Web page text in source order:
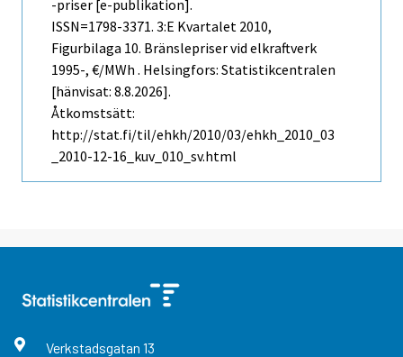
-priser [e-publikation].
ISSN=1798-3371. 3:e Kvartalet 2010,
Figurbilaga 10. Bränslepriser vid elkraftverk
1995-, €/MWh . Helsingfors: Statistikcentralen
[hänvisat: 8.8.2026].
Åtkomstsätt:
http://stat.fi/til/ehkh/2010/03/ehkh_2010_03
_2010-12-16_kuv_010_sv.html
Verkstadsgatan 13